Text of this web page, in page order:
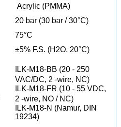
Acrylic (PMMA)
20 bar (30 bar / 30°C)
75°C
±5% F.S. (H2O, 20°C)
ILK-M18-BB (20 - 250
VAC/DC, 2 -wire, NC)
ILK-M18-FR (10 - 55 VDC,
2 -wire, NO / NC)
ILK-M18-N (Namur, DIN
19234)